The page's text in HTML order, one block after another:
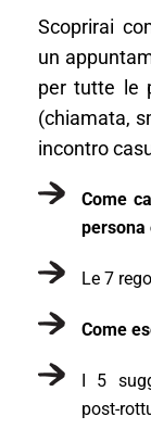
Scoprirai
un
per tutte le
(chiamata,
incontro
Come
persona
Le 7
Come
I 5
post-